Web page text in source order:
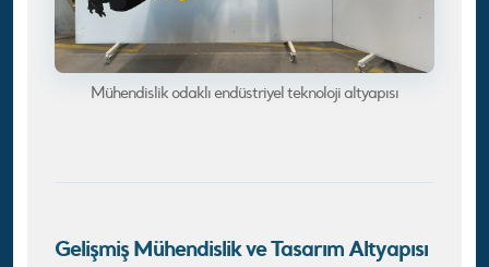
Mühendislik odaklı endüstriyel teknoloji altyapısı
Gelişmiş Mühendislik ve Tasarım Altyapısı